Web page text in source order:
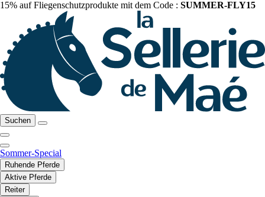
15% auf Fliegenschutzprodukte mit dem Code : SUMMER-FLY15
Suchen
Sommer-Special
Ruhende Pferde
Aktive Pferde
Reiter